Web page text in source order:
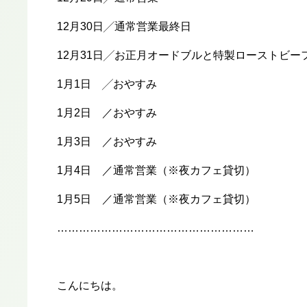
12月30日╱通常営業最終日
12月31日╱お正月オードブルと特製ローストビー
1月1日 ╱おやすみ
1月2日 ／おやすみ
1月3日 ／おやすみ
1月4日 ／通常営業（※夜カフェ貸切）
1月5日 ／通常営業（※夜カフェ貸切）
………………………………………………
こんにちは。